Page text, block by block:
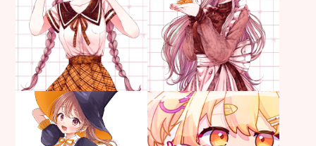
お仕事
カラーイラスト
キャラクターデザイン
制作年：2025年9月
お仕事
カラーイラスト
キャラクターデザイン
制作年：2025年9月